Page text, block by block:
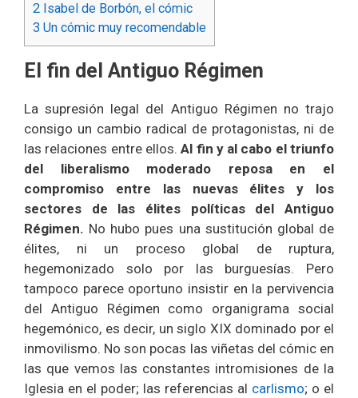
2 Isabel de Borbón, el cómic
3 Un cómic muy recomendable
El fin del Antiguo Régimen
La supresión legal del Antiguo Régimen no trajo
consigo un cambio radical de protagonistas, ni de
las relaciones entre ellos.Al fin y al cabo el triunfo
del liberalismo moderado reposa en el
compromiso entre las nuevas élites y los
sectores de las élites políticas del Antiguo
Régimen. No hubo pues una sustitución global de
élites, ni un proceso global de ruptura,
hegemonizado solo por las burguesías. Pero
tampoco parece oportuno insistir en la pervivencia
del Antiguo Régimen como organigrama social
hegemónico, es decir, un siglo XIX dominado por el
inmovilismo. No son pocas las viñetas del cómic en
las que vemos las constantes intromisiones de la
Iglesia en el poder; las referencias al carlismo; o el